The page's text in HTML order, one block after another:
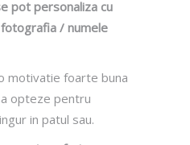
pot personaliza cu
/ numele
motivatie foarte buna
opteze pentru
in patul sau.